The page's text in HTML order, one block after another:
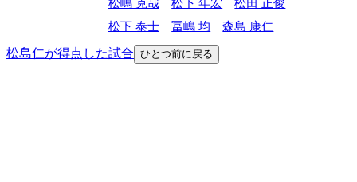
松嶋 克哉
松下 年宏
松田 正俊
松下 泰士
冨嶋 均
森島 康仁
松島仁が得点した試合 ひとつ前に戻る